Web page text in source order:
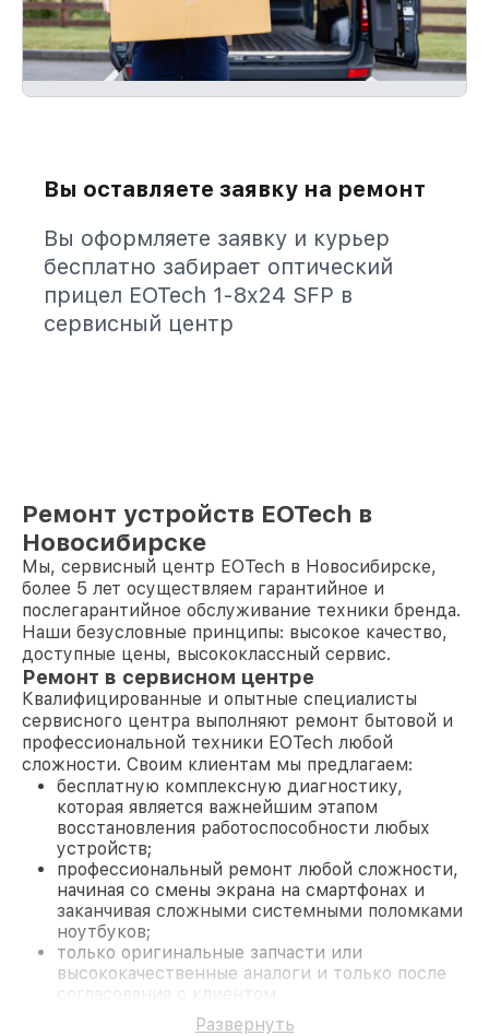
Вы оставляете заявку на ремонт
Вы оформляете заявку и курьер
бесплатно забирает оптический
прицел EOTech 1-8x24 SFP в
сервисный центр
Ремонт устройств EOTech в
Новосибирске
Мы, сервисный центр EOTech в Новосибирске,
более 5 лет осуществляем гарантийное и
послегарантийное обслуживание техники бренда.
Наши безусловные принципы: высокое качество,
доступные цены, высококлассный сервис.
Ремонт в сервисном центре
Квалифицированные и опытные специалисты
сервисного центра выполняют ремонт бытовой и
профессиональной техники EOTech любой
сложности. Своим клиентам мы предлагаем:
бесплатную комплексную диагностику,
которая является важнейшим этапом
восстановления работоспособности любых
устройств;
профессиональный ремонт любой сложности,
начиная со смены экрана на смартфонах и
заканчивая сложными системными поломками
ноутбуков;
только оригинальные запчасти или
высококачественные аналоги и только после
согласования с клиентом.
На все работы и замененные комплектующие
Развернуть